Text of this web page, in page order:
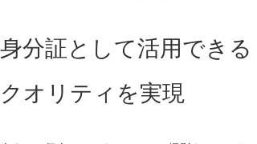
身分証として活用できる
クオリティを実現